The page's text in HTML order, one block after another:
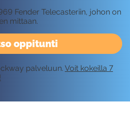
oppitunti
Fender Telecasteriin, johon on
mittaan.
palveluun. Voit kokeilla 7